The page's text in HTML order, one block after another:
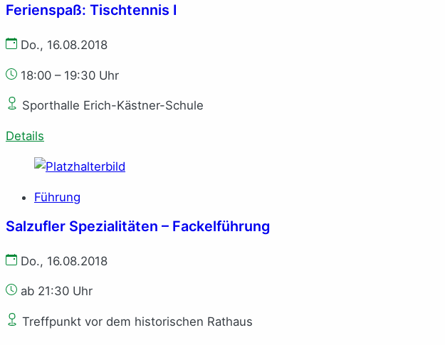
Ferienspaß: Tischtennis I
Do., 16.08.2018
18:00 – 19:30 Uhr
Sporthalle Erich-Kästner-Schule
Details
Führung
Salzufler Spezialitäten – Fackelführung
Do., 16.08.2018
ab 21:30 Uhr
Treffpunkt vor dem historischen Rathaus